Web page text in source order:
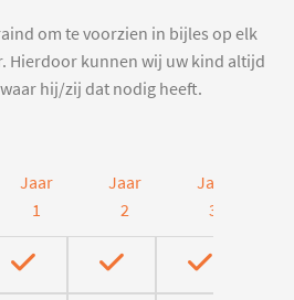
om te voorzien in bijles op elk
Hierdoor kunnen wij uw kind altijd
hij/zij dat nodig heeft.
Jaar
1
Jaar
2
Jaar
3